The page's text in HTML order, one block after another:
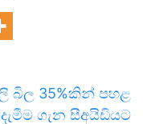
බිල 35%කින් පහළ
ගැන සීඅයිඩියට